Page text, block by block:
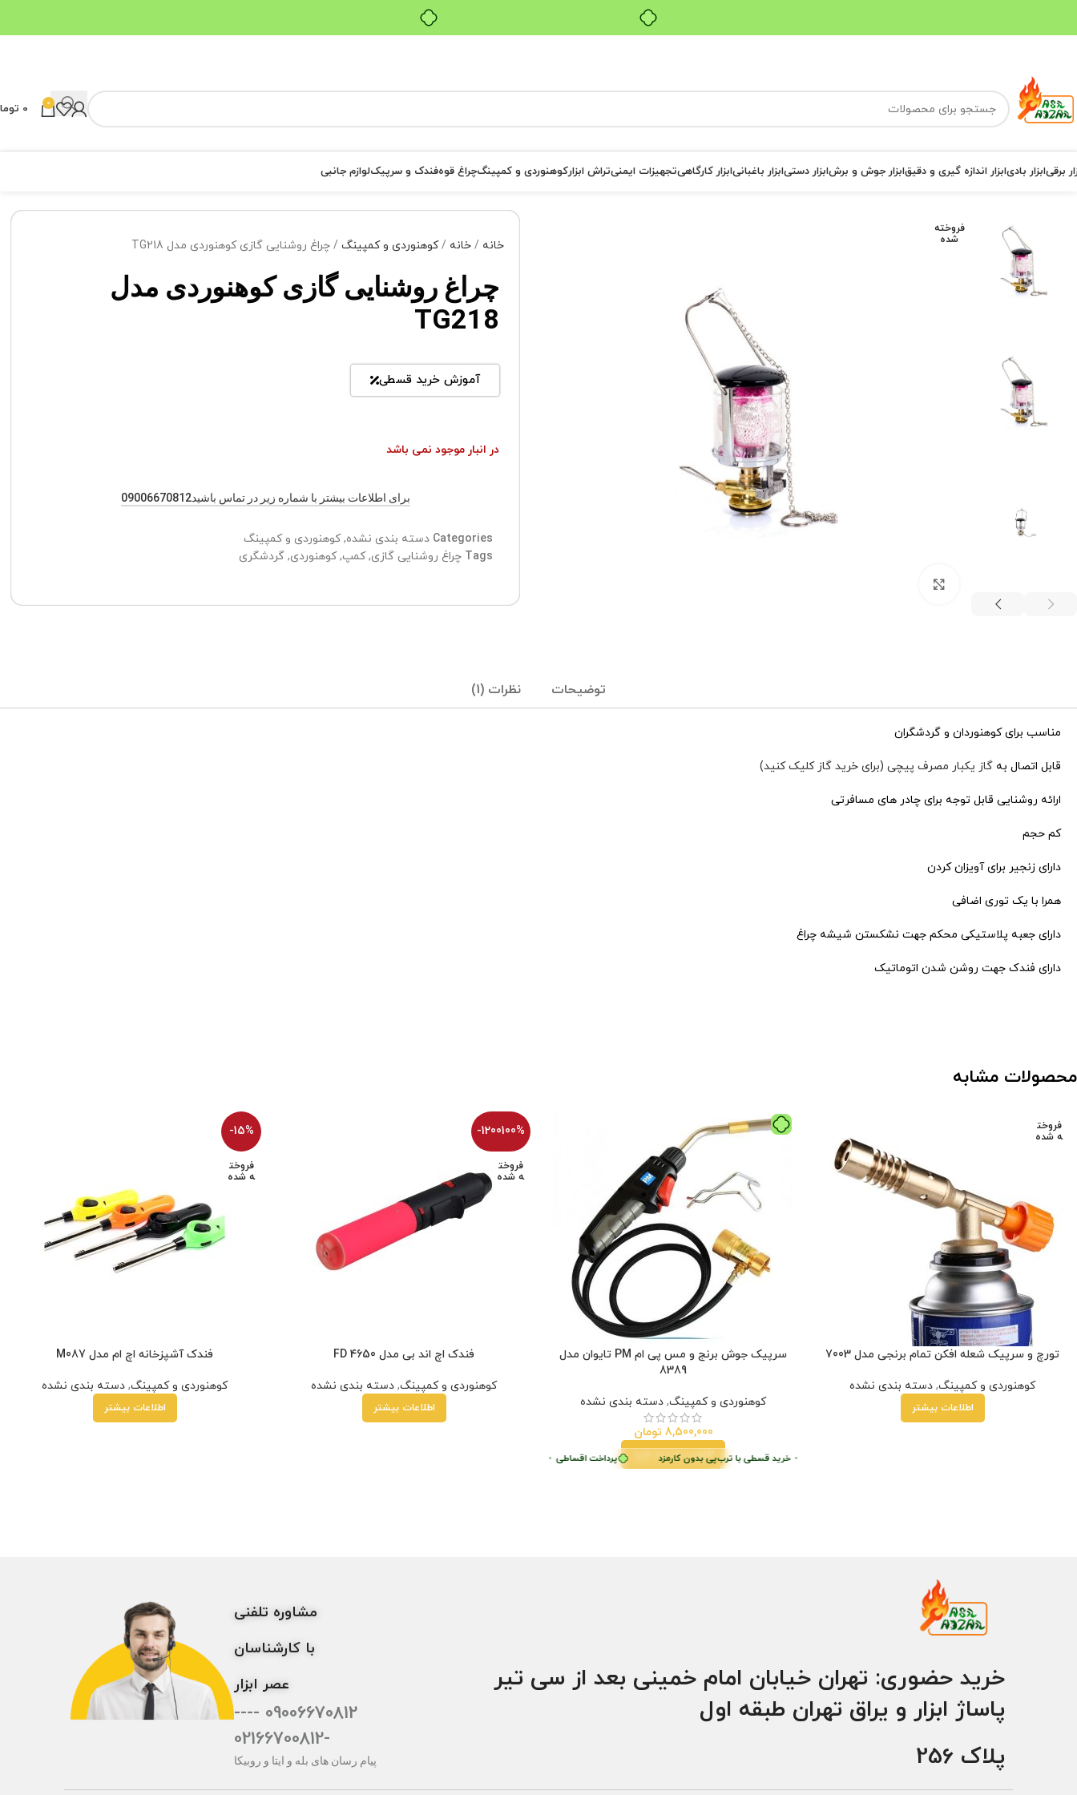
0
0
برقیابزار بادیابزار اندازه گیری و دقیقابزار جوش و برشابزار دستیابزار باغبانیابزار کارگاهیتجهیزات ایمنیتراش ابزارکوهنوردی و کمپینگچراغ قوهفندک و سرپیکلوازم جانبی
فروخته
شده
خانه خانه کوهنوردی و کمپینگ چراغ روشنایی گازی کوهنوردی مدل TG218
چراغ روشنایی گازی کوهنوردی مدل
TG218
آموزش خرید قسطی
در انبار موجود نمی باشد
برای اطلاعات بیشتر با شماره زیر در تماس باشید09006670812
Categories دسته بندی نشده,کوهنوردی و کمپینگ
Tags چراغ روشنایی گازی,کمپ,کوهنوردی, گردشگری
توضیحات نظرات (1)
مناسب برای کوهنوردان و گردشگران
قابل اتصال به گاز یکبار مصرف پیچی (برای خرید گاز کلیک کنید)
ارائه روشنایی قابل توجه برای چادر های مسافرتی
کم حجم
دارای زنجیر برای آویزان کردن
همرا با یک توری اضافی
دارای جعبه پلاستیکی محکم جهت نشکستن شیشه چراغ
دارای فندک جهت روشن شدن اتوماتیک
محصولات مشابه
فروخت
ه شده
تورچ و سرپیک شعله افکن تمام برنجی مدل 7003
کوهنوردی و کمپینگ, دسته بندی نشده
اطلاعات بیشتر
پرداخت اقساطی • خرید قسطی با ترب‌پی بدون کارمزد خرید قسطی با ترب‌پی بدون کارمزد
سرپیک جوش برنج و مس پی ام PM تایوان مدل
8389
کوهنوردی و کمپینگ, دسته بندی نشده
8,500,000 تومان
افزودن به سبد خرید
-1200100%
فروخت
ه شده
فندک اچ اند بی مدل FD 4650
کوهنوردی و کمپینگ, دسته بندی نشده
اطلاعات بیشتر
-15%
فروخت
ه شده
فندک آشپزخانه اچ ام مدل M087
کوهنوردی و کمپینگ, دسته بندی نشده
اطلاعات بیشتر
خرید حضوری: تهران خیابان امام خمینی بعد از سی تیر
پاساژ ابزار و یراق تهران طبقه اول
پلاک 256
مشاوره تلفنی
با کارشناسان
عصر ابزار
09006670812 ----
-02166700812
پیام رسان های بله و ایتا و روبیکا